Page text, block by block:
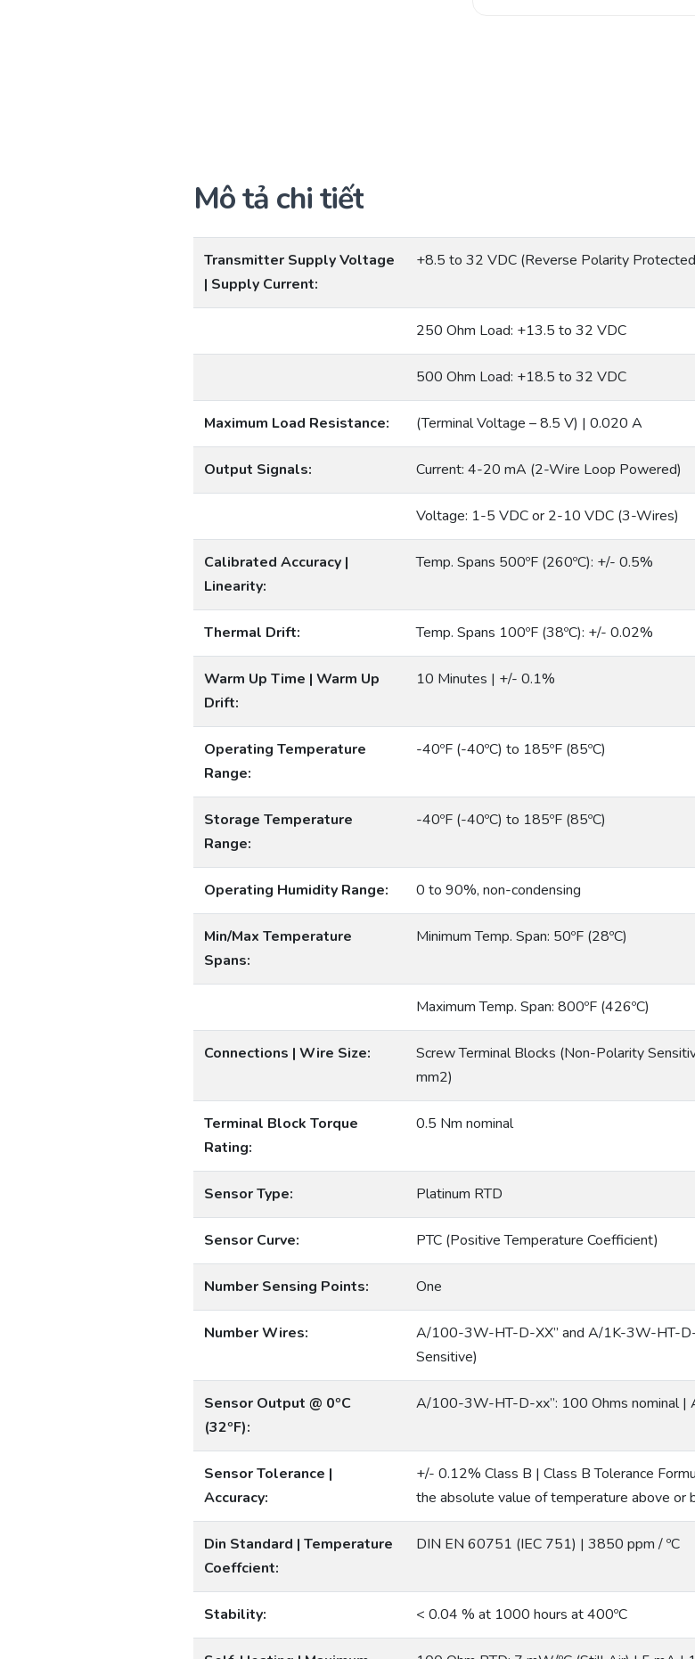
Mô tả chi tiết
Transmitter Supply Voltage
| Supply Current:
+8.5 to 32 VDC (Reverse Polarity
250 Ohm Load: +13.5 to 32 VDC
500 Ohm Load: +18.5 to 32 VDC
Maximum Load Resistance: (Terminal Voltage – 8.5 V) | 0.020 A
Output Signals: Current: 4-20 mA (2-Wire Loop Powered)
Voltage: 1-5 VDC or 2-10 VDC (3-Wires)
Calibrated Accuracy |
Linearity:
Temp. Spans 500ºF (260ºC): +/- 0.5%
Thermal Drift: Temp. Spans 100ºF (38ºC): +/- 0.02%
Warm Up Time | Warm Up
Drift:
10 Minutes | +/- 0.1%
Operating Temperature
Range:
-40ºF (-40ºC) to 185ºF (85ºC)
Storage Temperature
Range:
-40ºF (-40ºC) to 185ºF (85ºC)
Operating Humidity Range: 0 to 90%, non-condensing
Min/Max Temperature
Spans:
Minimum Temp. Span: 50ºF (28ºC)
Maximum Temp. Span: 800ºF (426ºC)
Connections | Wire Size:
Screw Terminal Blocks (Non-Polarity
mm2)
Terminal Block Torque
Rating:
0.5 Nm nominal
Sensor Type: Platinum RTD
Sensor Curve: PTC (Positive Temperature Coefficient)
Number Sensing Points: One
Number Wires:
A/100-3W-HT-D-XX” and A/1K-3W-HT-
Sensitive)
Sensor Output @ 0ºC
(32ºF):
A/100-3W-HT-D-xx”: 100 Ohms nominal
Sensor Tolerance |
Accuracy:
+/- 0.12% Class B | Class B Tolerance
the absolute value of temperature above or
Din Standard | Temperature
Coeffcient:
DIN EN 60751 (IEC 751) | 3850 ppm / ºC
Stability: < 0.04 % at 1000 hours at 400ºC